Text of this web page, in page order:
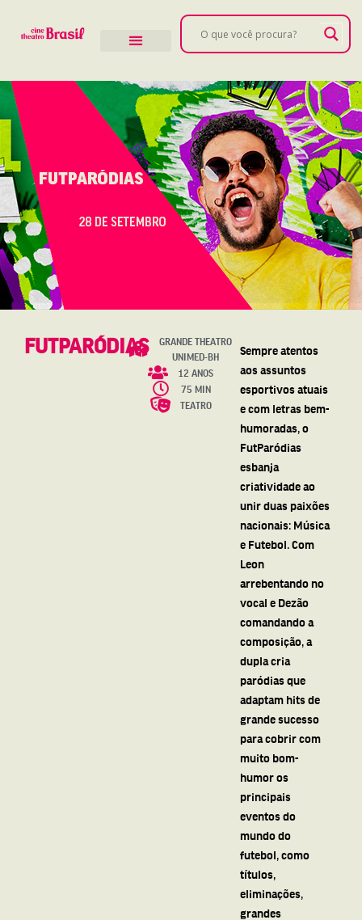
FUTPARÓDIAS
GRANDE THEATRO
UNIMED-BH
12 ANOS
75 MIN
TEATRO
Sempre atentos
aos assuntos
esportivos atuais
e com letras bem-
humoradas, o
FutParódias
esbanja
criatividade ao
unir duas paixões
nacionais: Música
e Futebol. Com
Leon
arrebentando no
vocal e Dezão
comandando a
composição, a
dupla cria
paródias que
adaptam hits de
grande sucesso
para cobrir com
muito bom-
humor os
principais
eventos do
mundo do
futebol, como
títulos,
eliminações,
grandes